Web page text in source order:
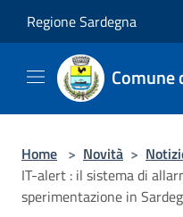
Regione Sardegna
Comune
Home > Novità >
IT-alert : il sistema di
sperimentazione in